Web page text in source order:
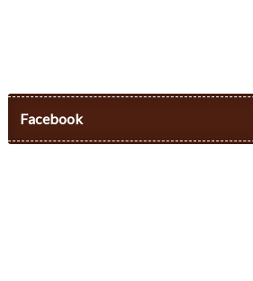
Facebook